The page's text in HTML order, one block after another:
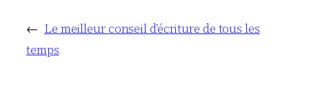
← Le meilleur conseil d’écriture de tous les
temps